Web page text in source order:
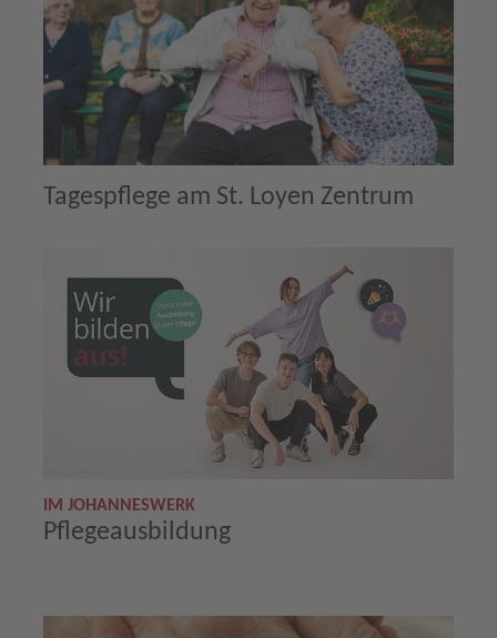
Tagespflege am St. Loyen Zentrum
IM JOHANNESWERK
Pflegeausbildung